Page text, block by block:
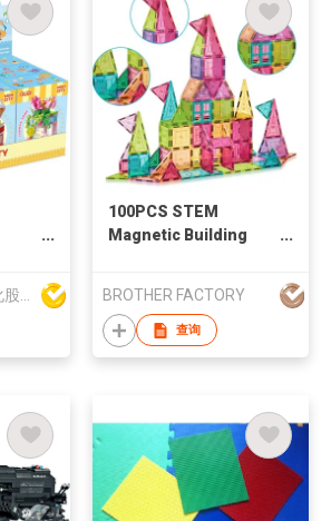
100PCS STEM
Magnetic Building
6+Kids
BROTHER FACTORY
查询